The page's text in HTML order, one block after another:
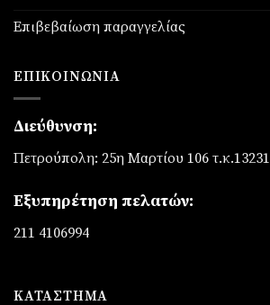
Επιβεβαίωση παραγγελίας
ΕΠΙΚΟΙΝΩΝΊΑ
Διεύθυνση:
Πετρούπολη: 25η Μαρτίου 106 τ.κ.13231
Εξυπηρέτηση πελατών:
211 4106994
ΚΑΤΆΣΤΗΜΑ